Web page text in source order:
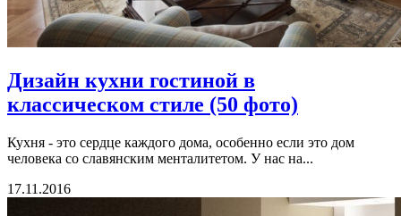
Дизайн кухни гостиной в
классическом стиле (50 фото)
Кухня - это сердце каждого дома, особенно если это дом
человека со славянским менталитетом. У нас на...
17.11.2016